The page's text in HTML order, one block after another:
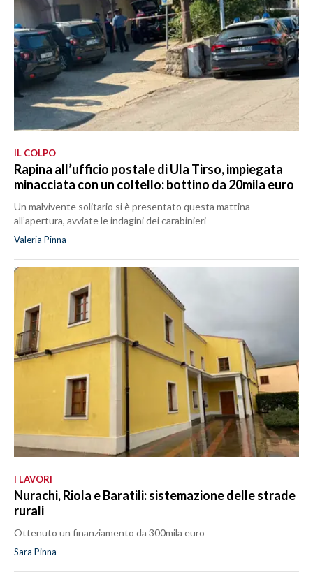
IL COLPO
Rapina all’ufficio postale di Ula Tirso, impiegata
minacciata con un coltello: bottino da 20mila euro
Un malvivente solitario si è presentato questa mattina
all’apertura, avviate le indagini dei carabinieri
Valeria Pinna
I LAVORI
Nurachi, Riola e Baratili: sistemazione delle strade
rurali
Ottenuto un finanziamento da 300mila euro
Sara Pinna